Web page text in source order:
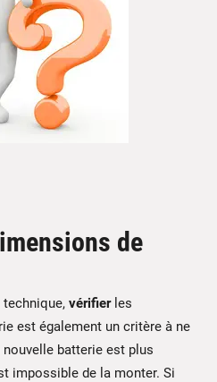
de
technique, vérifierles
est également un critère à ne
batterie est plus
impossible de la monter. Si